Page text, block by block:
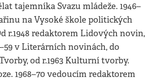
tajemníka Svazu mládeže. 1946–
na Vysoké škole politických
r.1948 redaktorem Lidových novin,
v Literárních novinách, do
od r.1963 Kulturní tvorby.
1968–70 vedoucím redaktorem